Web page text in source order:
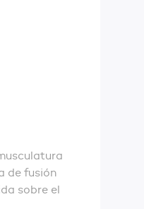
de fusión
sobre el